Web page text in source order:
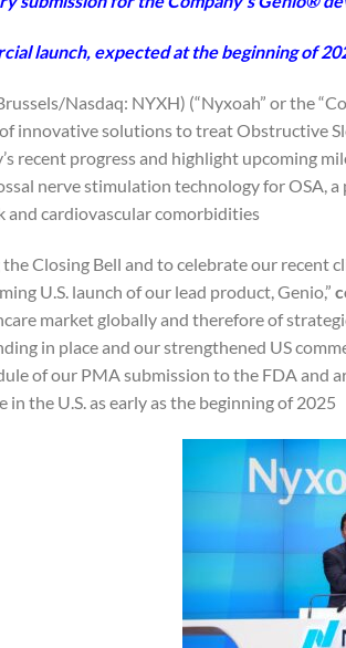
launch, expected at the beginning of
Nasdaq: NYXH) (“Nyxoah” or the
innovative solutions to treat Obstructive
recent progress and highlight upcoming
nerve stimulation technology for OSA,
cardiovascular comorbidities.
the Closing Bell and to celebrate our
U.S. launch of our lead product, Genio,”
market globally and therefore of
in place and our strengthened US
of our PMA submission to the FDA and
the U.S. as early as the beginning of 2025.”